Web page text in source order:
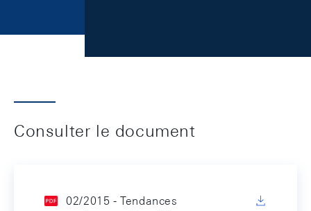
Consulter le document
02/2015 - Tendances